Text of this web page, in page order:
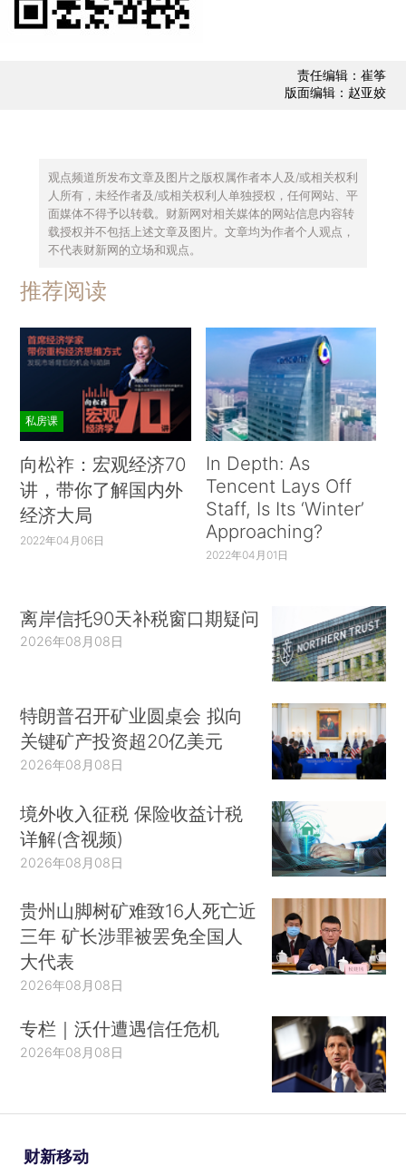
的打扮。
依然堆着五六个麻袋，不过都是群众来信。一个麻
袋单独放在一边，全是女孩子的求爱信。
陈景润的老师，那位第一个向他介绍“哥德巴赫
猜想”的沈元先生，特地来看望他当年的学生。陈景
润说：“谢谢你，沈老师。我已经习惯了这种生活。
动得流泪。我要加把劲，拼命大干社会主义，继续
当时在场的记者听沈元对他的学生说：“你呀，
正直的人已成为政治的人！”
数年后，徐迟在接受采访时说：“对陈景润，
《哥德巴赫猜想》这篇文章起了一定的作用， 但也
有许多不好的作用。因为当时影响很大，他一下子
成了名人。对陈景润这样的人，成名是一种痛苦，
甚至成为了对他的工作的干扰。他如果不是那么大
名气，可以有更多的安静的空间，有充分的时间来
无用之用
上世纪80年代，武汉东湖路，徐迟的书房里添
置了一台电脑，型号比人们熟知的奔腾286更古
老，屏幕是用9寸电视机改装的。键盘上，贴着他
亲笔写的字条“请先洗手，再接触键盘”。古稀之
写作的人。
徐迟晚年所读所写均是高能物理、相对论等问
题的书。有一次他对秘书徐鲁说：“别的可能都是假
的，都可以不写，唯有高科技的东西才是真的，才
是非写不可的。”可惜他这个看法有点曲高和寡。
报告文学集《哥德巴赫猜想》出版时，发行了
息》出版时，却只有寥寥5千册的印数了。
徐迟为此百般焦虑：究竟是什么原因呢？拥抱
责任编辑：崔筝
版面编辑：赵亚姣
观点频道所发布文章及图片之版权属作者本人及/或相关权利
人所有，未经作者及/或相关权利人单独授权，任何网站、平
面媒体不得予以转载。财新网对相关媒体的网站信息内容转
载授权并不包括上述文章及图片。文章均为作者个人观点，
不代表财新网的立场和观点。
推荐阅读
私房课
向松祚：宏观经济70
讲，带你了解国内外
经济大局
2022年04月06日
In Depth: As
Tencent Lays Off
Staff, Is Its ‘Winter’
Approaching?
2022年04月01日
离岸信托90天补税窗口期疑问
2026年08月08日
特朗普召开矿业圆桌会 拟向
关键矿产投资超20亿美元
2026年08月08日
境外收入征税 保险收益计税
详解(含视频)
2026年08月08日
贵州山脚树矿难致16人死亡近
三年 矿长涉罪被罢免全国人
大代表
2026年08月08日
专栏｜沃什遭遇信任危机
2026年08月08日
财新移动